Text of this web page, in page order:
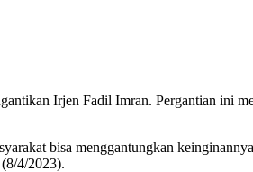
Irjen Fadil Imran. Pergantian ini
bisa menggantungkan
4/2023).